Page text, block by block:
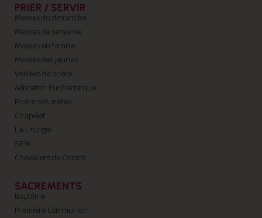
PRIER / SERVIR
Messes du dimanche
Messes de semaine
Messes en famille
Messes des jeunes
Veillées de prière
Adoration Eucharistique
Prière des mères
Chapelet
La Liturgie
SEM
Chevaliers de Colomb
SACREMENTS
Baptême
Première Communion